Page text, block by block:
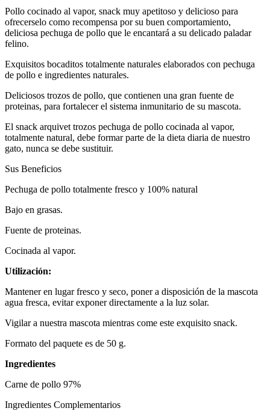
Pollo cocinado al vapor, snack muy apetitoso y delicioso para
ofrecerselo como recompensa por su buen comportamiento,
deliciosa pechuga de pollo que le encantará a su delicado paladar
felino.
Exquisitos bocaditos totalmente naturales elaborados con pechuga
de pollo e ingredientes naturales.
Deliciosos trozos de pollo, que contienen una gran fuente de
proteinas, para fortalecer el sistema inmunitario de su mascota.
El snack arquivet trozos pechuga de pollo cocinada al vapor,
totalmente natural, debe formar parte de la dieta diaria de nuestro
gato, nunca se debe sustituir.
Sus Beneficios
Pechuga de pollo totalmente fresco y 100% natural
Bajo en grasas.
Fuente de proteinas.
Cocinada al vapor.
Utilización:
Mantener en lugar fresco y seco, poner a disposición de la mascota
agua fresca, evitar exponer directamente a la luz solar.
Vigilar a nuestra mascota mientras come este exquisito snack.
Formato del paquete es de 50 g.
Ingredientes
Carne de pollo 97%
Ingredientes Complementarios